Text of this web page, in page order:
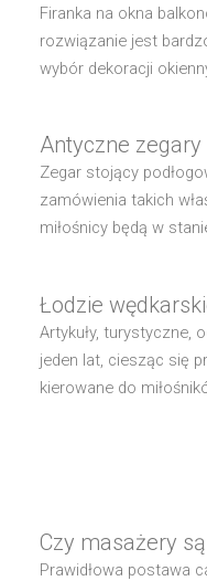
Firanka na okna
rozwiązanie jest
wybór dekoracji
Antyczne zegary
Zegar stojący
zamówienia takich
miłośnicy będą w
Łodzie
Artykuły, turystyczne,
jeden lat, ciesząc się
kierowane do
Czy masażery
Prawidłowa postawa